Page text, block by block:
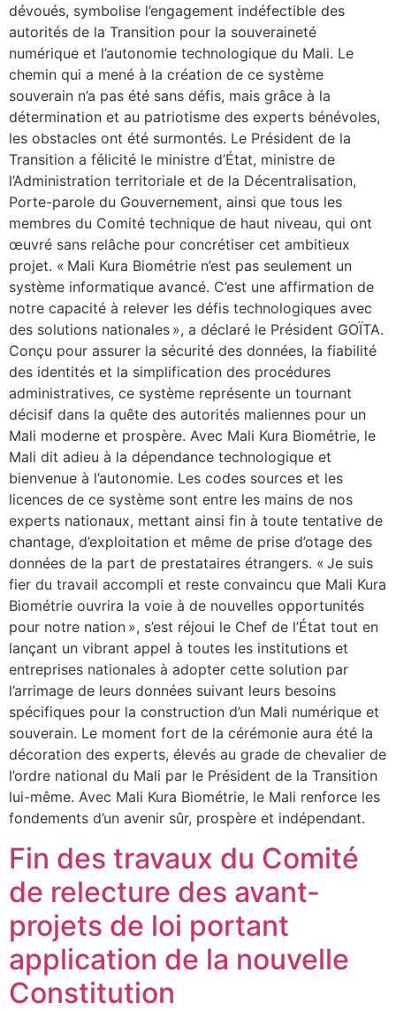
dévoués, symbolise l’engagement indéfectible des
autorités de la Transition pour la souveraineté
numérique et l’autonomie technologique du Mali. Le
chemin qui a mené à la création de ce système
souverain n’a pas été sans défis, mais grâce à la
détermination et au patriotisme des experts bénévoles,
les obstacles ont été surmontés. Le Président de la
Transition a félicité le ministre d’État, ministre de
l’Administration territoriale et de la Décentralisation,
Porte-parole du Gouvernement, ainsi que tous les
membres du Comité technique de haut niveau, qui ont
œuvré sans relâche pour concrétiser cet ambitieux
projet. « Mali Kura Biométrie n’est pas seulement un
système informatique avancé. C’est une affirmation de
notre capacité à relever les défis technologiques avec
des solutions nationales », a déclaré le Président GOÏTA.
Conçu pour assurer la sécurité des données, la fiabilité
des identités et la simplification des procédures
administratives, ce système représente un tournant
décisif dans la quête des autorités maliennes pour un
Mali moderne et prospère. Avec Mali Kura Biométrie, le
Mali dit adieu à la dépendance technologique et
bienvenue à l’autonomie. Les codes sources et les
licences de ce système sont entre les mains de nos
experts nationaux, mettant ainsi fin à toute tentative de
chantage, d’exploitation et même de prise d’otage des
données de la part de prestataires étrangers. « Je suis
fier du travail accompli et reste convaincu que Mali Kura
Biométrie ouvrira la voie à de nouvelles opportunités
pour notre nation », s’est réjoui le Chef de l’État tout en
lançant un vibrant appel à toutes les institutions et
entreprises nationales à adopter cette solution par
l’arrimage de leurs données suivant leurs besoins
spécifiques pour la construction d’un Mali numérique et
souverain. Le moment fort de la cérémonie aura été la
décoration des experts, élevés au grade de chevalier de
l’ordre national du Mali par le Président de la Transition
lui-même. Avec Mali Kura Biométrie, le Mali renforce les
fondements d’un avenir sûr, prospère et indépendant.
Fin des travaux du Comité
de relecture des avant-
projets de loi portant
application de la nouvelle
Constitution